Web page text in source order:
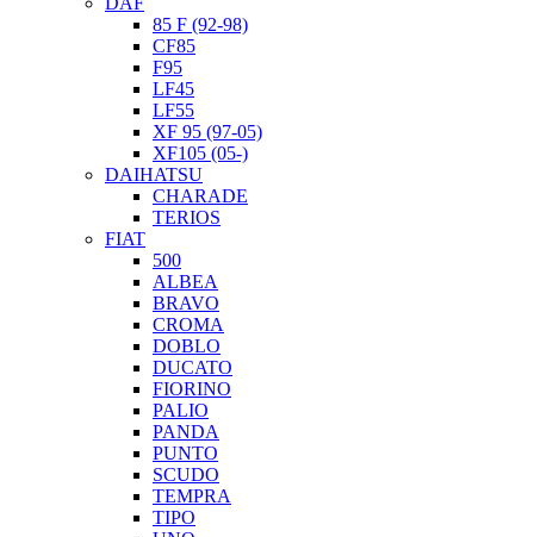
85 F (92-98)
CF85
F95
LF45
LF55
XF 95 (97-05)
XF105 (05-)
DAIHATSU
CHARADE
TERIOS
FIAT
500
ALBEA
BRAVO
CROMA
DOBLO
DUCATO
FIORINO
PALIO
PANDA
PUNTO
SCUDO
TEMPRA
TIPO